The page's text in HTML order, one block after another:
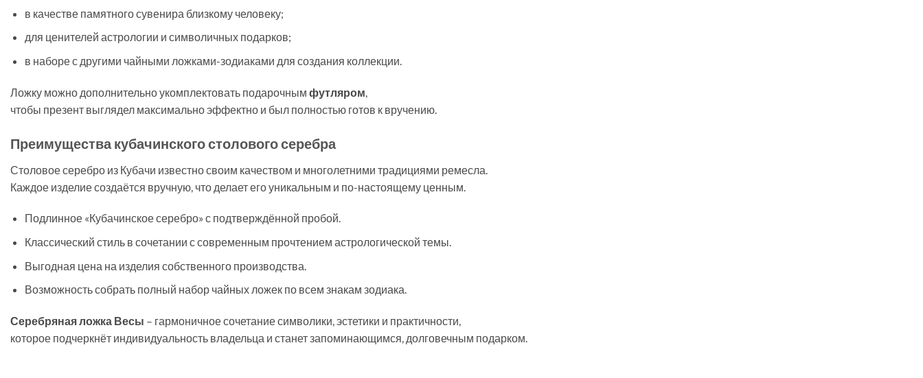
в качестве памятного сувенира близкому человеку;
для ценителей астрологии и символичных подарков;
в наборе с другими чайными ложками-зодиаками для создания коллекции.
Ложку можно дополнительно укомплектовать подарочным футляром
чтобы презент выглядел максимально эффектно и был полностью готов к вручению.
Преимущества кубачинского столового серебра
Столовое серебро из Кубачи известно своим качеством и многолетними традициями ремесла.
Каждое изделие создаётся вручную, что делает его уникальным и по-настоящему ценным.
Подлинное «Кубачинское серебро» с подтверждённой пробой.
Классический стиль в сочетании с современным прочтением астрологической темы.
Выгодная цена на изделия собственного производства.
Возможность собрать полный набор чайных ложек по всем знакам зодиака.
Серебряная ложка Весы – гармоничное сочетание символики, эстетики и практичности,
которое подчеркнёт индивидуальность владельца и станет запоминающимся, долговечным подарком.